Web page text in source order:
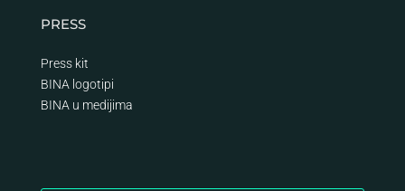
PRESS
Press kit
BINA logotipi
BINA u medijima